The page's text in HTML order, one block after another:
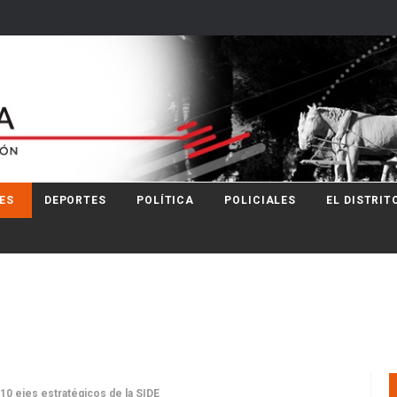
DEPORTES POLÍTICA POLICIALES EL
ejes estratégicos de la SIDE